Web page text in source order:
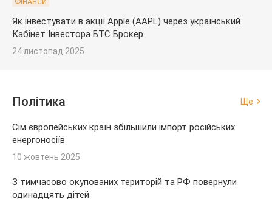
ФІНАНСИ
Як інвестувати в акції Apple (AAPL) через український
Кабінет Інвестора БТС Брокер
24 листопад 2025
Політика Ще
Сім європейських країн збільшили імпорт російських
енергоносіїв
10 жовтень 2025
З тимчасово окупованих територій та РФ повернули
одинадцять дітей